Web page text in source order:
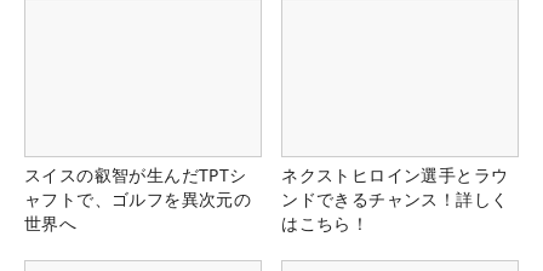
スイスの叡智が生んだTPTシ
ャフトで、ゴルフを異次元の
世界へ
ネクストヒロイン選手とラウ
ンドできるチャンス！詳しく
はこちら！